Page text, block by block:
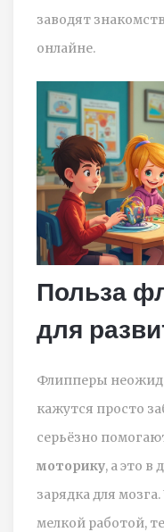
заводят
онлайне.
Польза
для
Флипперы
кажутся просто
серьёзно
моторику, а это в
зарядка для
мелкой работой,